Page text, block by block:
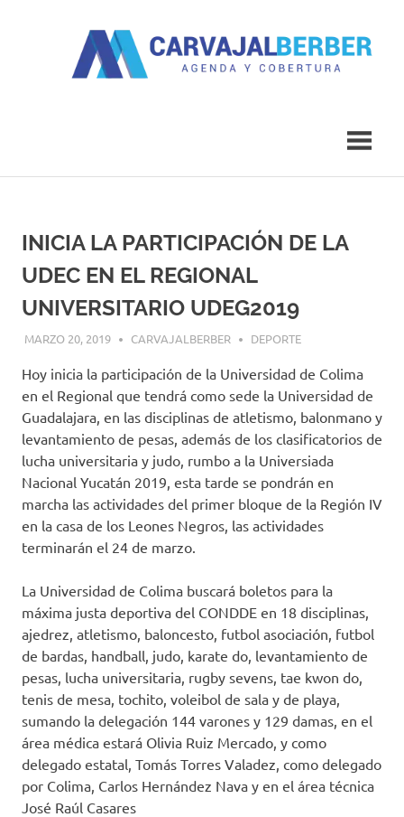
INICIA LA PARTICIPACIÓN DE LA
UDEC EN EL REGIONAL
UNIVERSITARIO UDEG2019
MARZO 20, 2019 CARVAJALBERBER DEPORTE
Hoy inicia la participación de la Universidad de Colima
en el Regional que tendrá como sede la Universidad de
Guadalajara, en las disciplinas de atletismo, balonmano y
levantamiento de pesas, además de los clasificatorios de
lucha universitaria y judo, rumbo a la Universiada
Nacional Yucatán 2019, esta tarde se pondrán en
marcha las actividades del primer bloque de la Región IV
en la casa de los Leones Negros, las actividades
terminarán el 24 de marzo.
La Universidad de Colima buscará boletos para la
máxima justa deportiva del CONDDE en 18 disciplinas,
ajedrez, atletismo, baloncesto, futbol asociación, futbol
de bardas, handball, judo, karate do, levantamiento de
pesas, lucha universitaria, rugby sevens, tae kwon do,
tenis de mesa, tochito, voleibol de sala y de playa,
sumando la delegación 144 varones y 129 damas, en el
área médica estará Olivia Ruiz Mercado, y como
delegado estatal, Tomás Torres Valadez, como delegado
por Colima, Carlos Hernández Nava y en el área técnica
José Raúl Casares